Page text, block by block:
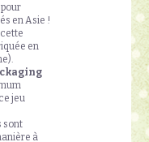
en Asie !
en
jeu
sont
à